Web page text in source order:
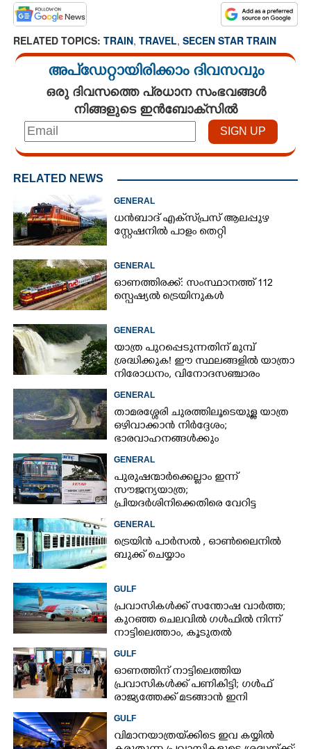
RELATED TOPICS: TRAIN, TRAVEL, SECEN STAR TRAIN
അപ്ഡേറ്റായിരിക്കാം ദിവസവും
ഒരു ദിവസത്തെ പ്രധാന സംഭവങ്ങൾ
നിങ്ങളുടെ ഇൻബോക്സിൽ
RELATED NEWS
GENERAL
ധൻബാദ്‌ എക്‌സ്‌പ്രസ്‌ ആലപ്പുഴ
സ്റ്റേഷനിൽ പാളം തെറ്റി
GENERAL
ഓണത്തിരക്ക്: സംസ്ഥാനത്ത് 112
സ്പെഷ്യൽ ട്രെയിനുകൾ
GENERAL
യാത്ര പുറപ്പെടുന്നതിന് മുമ്പ്
ശ്രദ്ധിക്കുക! ഈ സ്ഥലങ്ങളിൽ യാത്രാ
നിരോധനം,​ വിനോദസഞ്ചാരം
GENERAL
താമരശ്ശേരി ചുരത്തിലൂടെയുള്ള യാത്ര
ഒഴിവാക്കാൻ നിർദ്ദേശം;
ഭാരവാഹനങ്ങൾക്കും
നിയന്ത്രണം
GENERAL
പുരുഷന്മാർക്കെല്ലാം ഇന്ന്
സൗജന്യയാത്ര;
പ്രിയദർശിനിക്കെതിരെ വേറിട്ട
സ്വകാര്യ ബസുകൾ
GENERAL
ട്രെയിൻ പാർസൽ , ഓൺലൈനിൽ
ബുക്ക് ചെയ്യാം
GULF
പ്രവാസികൾക്ക് സന്തോഷ വാർത്ത;
കുറഞ്ഞ ചെലവിൽ ഗൾഫിൽ നിന്ന്
നാട്ടിലെത്താം,​ കൂടുതൽ
എക്സ്പ്രസ്
GULF
ഓണത്തിന് നാട്ടിലെത്തിയ
പ്രവാസികൾക്ക് പണികിട്ടി; ഗൾഫ്
രാജ്യത്തേക്ക് മടങ്ങാൻ ഇനി
GULF
വിമാനയാത്രയ്‌ക്കിടെ ഇവ കയ്യിൽ